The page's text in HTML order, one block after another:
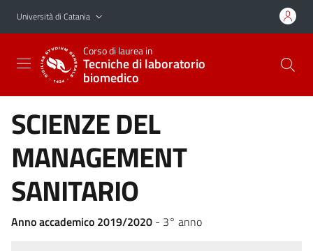
Vai al contenuto principale
Vai al menu di navigazione
Università di Catania
Corso di laurea in
Tecniche di laboratorio
biomedico
SCIENZE DEL
MANAGEMENT
SANITARIO
Anno accademico 2019/2020 - 3° anno